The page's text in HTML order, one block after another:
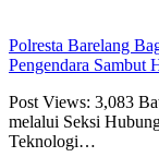
Polresta Barelang
Pengendara Sambut
Post Views: 3,083
melalui Seksi
Teknologi…